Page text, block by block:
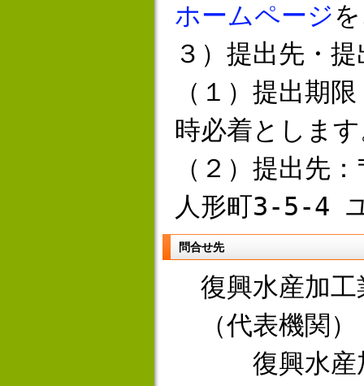
ホームページ
３）提出先・
（１）提出期
時必着としま
（２）提出先
人形町3-5-4
問合せ先
復興水産加工
（代表機関）
復興水産加